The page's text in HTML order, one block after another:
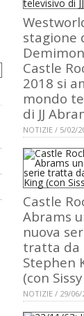
stagione
Castle
2018 si
mondo
di JJ
NOTIZIE / 5/02/
Castle
Abrams
nuova
tratta da
Stephen
(con
NOTIZIE / 29/06/